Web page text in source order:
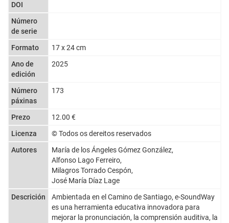
DOI
Número
de serie
Formato
17 x 24 cm
Ano de
edición
2025
Número
páxinas
173
Prezo
12.00 €
Licenza
© Todos os dereitos reservados
Autores
María de los Ángeles Gómez González,
Alfonso Lago Ferreiro,
Milagros Torrado Cespón,
José María Díaz Lage
Descrición
Ambientada en el Camino de Santiago, e-SoundWay
es una herramienta educativa innovadora para
mejorar la pronunciación, la comprensión auditiva, la